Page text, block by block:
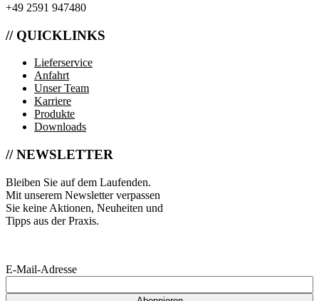
+49 2591 947480
// QUICKLINKS
Lieferservice
Anfahrt
Unser Team
Karriere
Produkte
Downloads
// NEWSLETTER
Bleiben Sie auf dem Laufenden.
Mit unserem Newsletter verpassen
Sie keine Aktionen, Neuheiten und
Tipps aus der Praxis.
E-Mail-Adresse